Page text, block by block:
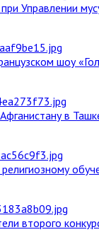
Управлении
шоу
в
второго